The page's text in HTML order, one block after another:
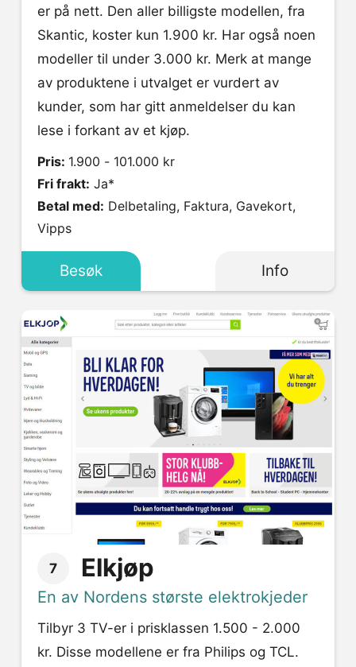
er på nett. Den aller billigste modellen, fra
Skantic, koster kun 1.900 kr. Har også noen
modeller til under 3.000 kr. Merk at mange
av produktene i utvalget er vurdert av
kunder, som har gitt anmeldelser du kan
lese i forkant av et kjøp.
Pris: 1.900 - 101.000 kr
Fri frakt: Ja*
Betal med:
Vipps
Besøk Info
7 Elkjøp
En av Nordens største elektrokjeder
Tilbyr 3 TV-er i prisklassen 1.500 - 2.000
kr. Disse modellene er fra Philips og TCL.